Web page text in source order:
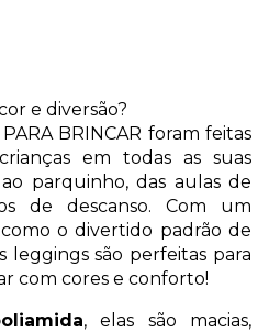
e diversão?
BRINCAR foram feitas
em todas as suas
parquinho, das aulas de
de descanso. Com um
o divertido padrão de
leggings são perfeitas para
com cores e conforto!
, elas são macias,